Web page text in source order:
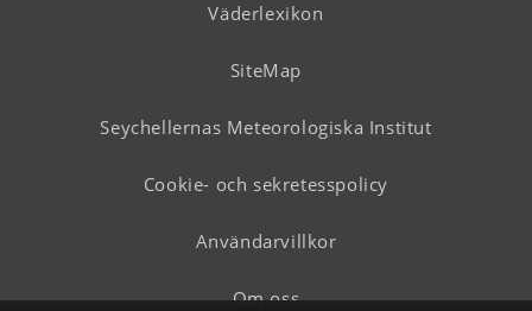
Väderlexikon
SiteMap
Seychellernas Meteorologiska Institut
Cookie- och sekretesspolicy
Användarvillkor
Om oss